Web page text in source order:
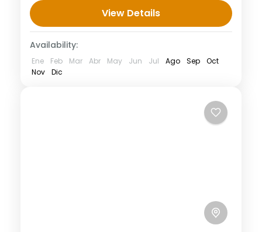
Salida desde su alojamiento en Rabat
hacia la ciudad de...
View Details
Availability:
Ene Feb Mar Abr May Jun Jul Ago Sep
Oct
Nov
Dic